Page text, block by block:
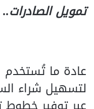
تمويل
عادة ما تُستخدم
لتسهيل شراء